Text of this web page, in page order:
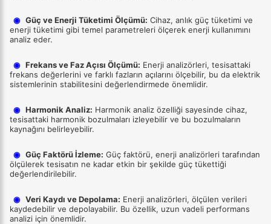
◉ Güç ve Enerji Tüketimi Ölçümü: Cihaz, anlık güç tüketimi ve
enerji tüketimi gibi temel parametreleri ölçerek enerji kullanımını
analiz eder.
◉ Frekans ve Faz Açısı Ölçümü: Enerji analizörleri, tesisattaki
frekans değerlerini ve farklı fazların açılarını ölçebilir, bu da elektrik
sistemlerinin stabilitesini değerlendirmede önemlidir.
◉ Harmonik Analiz: Harmonik analiz özelliği sayesinde cihaz,
tesisattaki harmonik bozulmaları izleyebilir ve bu bozulmaların
kaynağını belirleyebilir.
◉ Güç Faktörü İzleme: Güç faktörü, enerji analizörleri tarafından
ölçülerek tesisatın ne kadar etkin bir şekilde güç tükettiği
değerlendirilebilir.
◉ Veri Kaydı ve Depolama: Enerji analizörleri, ölçülen verileri
kaydedebilir ve depolayabilir. Bu özellik, uzun vadeli performans
analizi için önemlidir.